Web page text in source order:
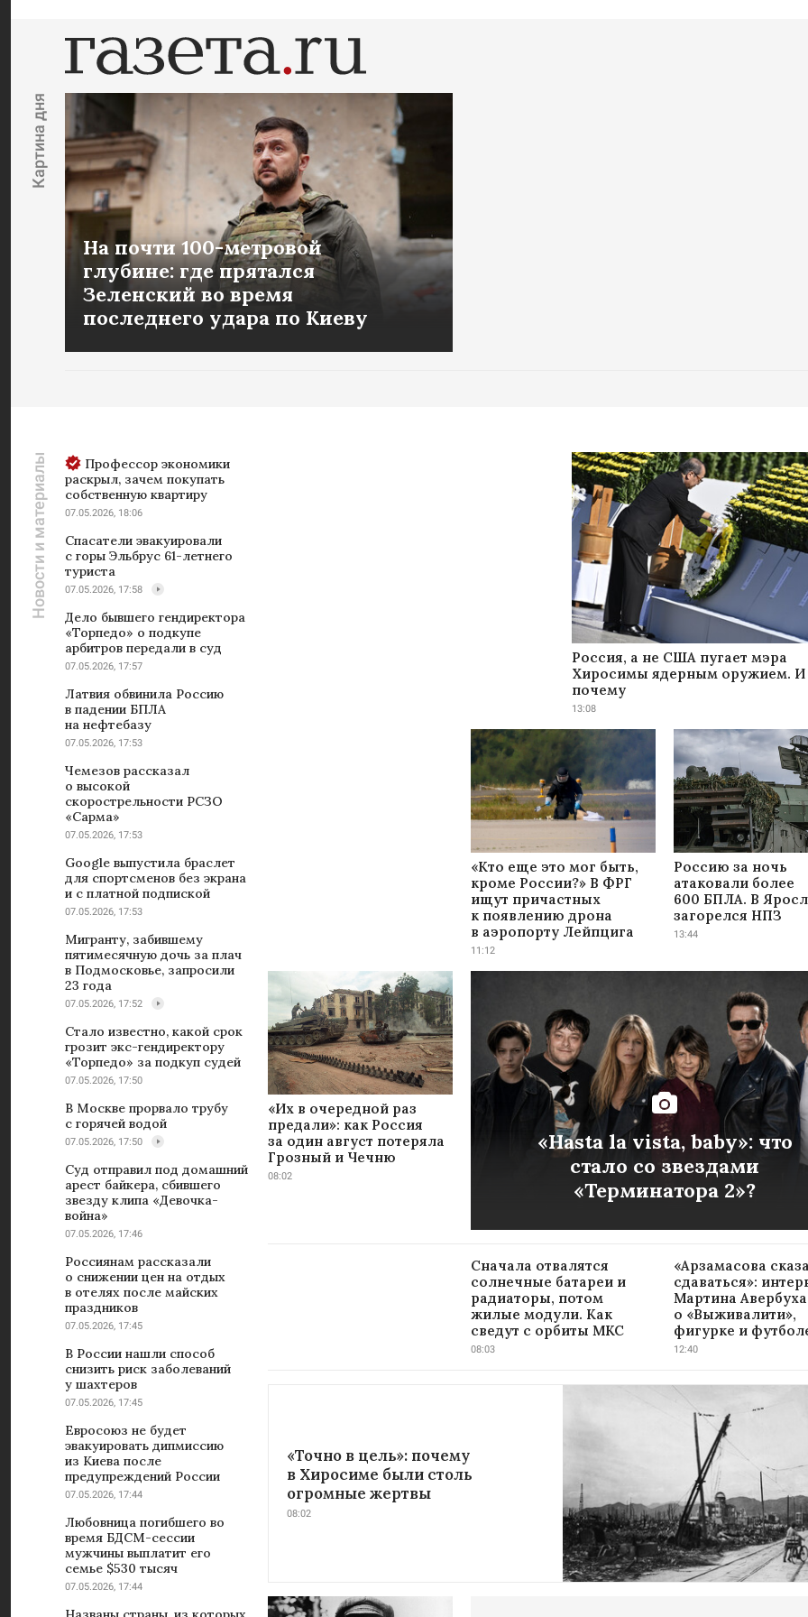
Картина дня
На почти 100-метровой
глубине: где прятался
Зеленский во время
последнего удара по Киеву
Новости и материалы
Профессор экономики
раскрыл, зачем покупать
собственную квартиру
07.05.2026, 18:06
Спасатели эвакуировали
с горы Эльбрус 61-летнего
туриста
07.05.2026, 17:58
Дело бывшего гендиректора
«Торпедо» о подкупе
арбитров передали в суд
07.05.2026, 17:57
Латвия обвинила Россию
в падении БПЛА
на нефтебазу
07.05.2026, 17:53
Чемезов рассказал
о высокой
скорострельности РСЗО
«Сарма»
07.05.2026, 17:53
Google выпустила браслет
для спортсменов без экрана
и с платной подпиской
07.05.2026, 17:53
Мигранту, забившему
пятимесячную дочь за плач
в Подмосковье, запросили
23 года
07.05.2026, 17:52
Стало известно, какой срок
грозит экс-гендиректору
«Торпедо» за подкуп судей
07.05.2026, 17:50
В Москве прорвало трубу
с горячей водой
07.05.2026, 17:50
Суд отправил под домашний
арест байкера, сбившего
звезду клипа «Девочка-
война»
07.05.2026, 17:46
Россиянам рассказали
о снижении цен на отдых
в отелях после майских
праздников
07.05.2026, 17:45
В России нашли способ
снизить риск заболеваний
у шахтеров
07.05.2026, 17:45
Евросоюз не будет
эвакуировать дипмиссию
из Киева после
предупреждений России
07.05.2026, 17:44
Любовница погибшего во
время БДСМ-сессии
мужчины выплатит его
семье $530 тысяч
07.05.2026, 17:44
Россия, а не США пугает мэра
Хиросимы ядерным оружием. И
почему
13:08
«Кто еще это мог быть,
кроме России?» В ФРГ
ищут причастных
к появлению дрона
в аэропорту Лейпцига
11:12
Россию за ночь
атаковали более
600 БПЛА. В
загорелся НПЗ
13:44
«Их в очередной раз
предали»: как Россия
за один август потеряла
Грозный и Чечню
08:02
«Hasta la vista, baby»: что
стало со звездами
«Терминатора 2»?
Сначала отвалятся
солнечные батареи и
радиаторы, потом
жилые модули. Как
сведут с орбиты МКС
08:03
«Арзамасова
сдаваться»:
Мартина Авербуха
о «Выживалити»,
фигурке и
12:40
«Точно в цель»: почему
в Хиросиме были столь
огромные жертвы
08:02